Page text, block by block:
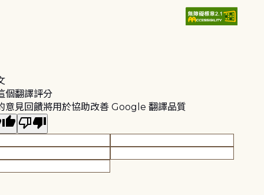
個翻譯評分
意見回饋將用於協助改善 Google 翻譯品質